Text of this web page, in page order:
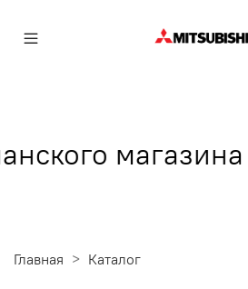
магазина
Главная Каталог